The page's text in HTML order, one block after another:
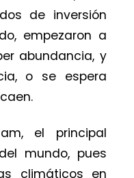
de inversión
empezaron a
abundancia, y
o se espera
el principal
mundo, pues
climáticos en